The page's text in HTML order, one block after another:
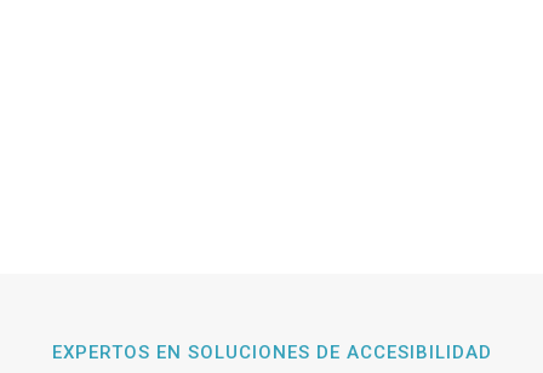
EXPERTOS EN SOLUCIONES DE ACCESIBILIDAD